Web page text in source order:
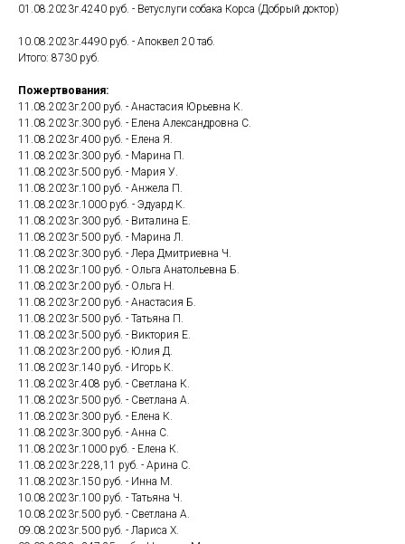
01.08.2023г.4240 руб. - Ветуслуги собака Корса (Добрый доктор)
10.08.2023г.4490 руб. - Апоквел 20 таб.
Итого: 8730 руб.
Пожертвования:
11.08.2023г.200 руб. - Анастасия Юрьевна К.
11.08.2023г.300 руб. - Елена Александровна С.
11.08.2023г.400 руб. - Елена Я.
11.08.2023г.300 руб. - Марина П.
11.08.2023г.500 руб. - Мария У.
11.08.2023г.100 руб. - Анжела П.
11.08.2023г.1000 руб. - Эдуард К.
11.08.2023г.300 руб. - Виталина Е.
11.08.2023г.500 руб. - Марина Л.
11.08.2023г.300 руб. - Лера Дмитриевна Ч.
11.08.2023г.100 руб. - Ольга Анатольевна Б.
11.08.2023г.200 руб. - Ольга Н.
11.08.2023г.200 руб. - Анастасия Б.
11.08.2023г.500 руб. - Татьяна П.
11.08.2023г.500 руб. - Виктория Е.
11.08.2023г.200 руб. - Юлия Д.
11.08.2023г.140 руб. - Игорь К.
11.08.2023г.408 руб. - Светлана К.
11.08.2023г.500 руб. - Светлана А.
11.08.2023г.300 руб. - Елена К.
11.08.2023г.300 руб. - Анна С.
11.08.2023г.1000 руб. - Елена К.
11.08.2023г.228,11 руб. - Арина С.
11.08.2023г.150 руб. - Инна М.
10.08.2023г.100 руб. - Татьяна Ч.
10.08.2023г.500 руб. - Светлана А.
09.08.2023г.500 руб. - Лариса Х.